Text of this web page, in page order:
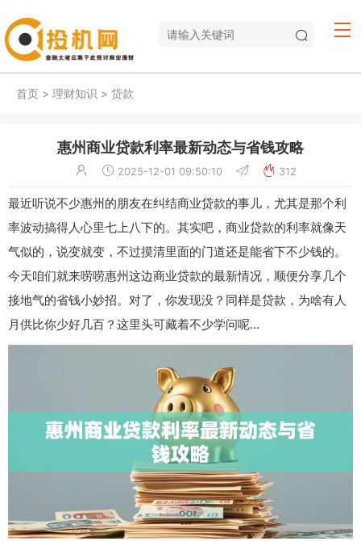
首页 > 理财知识 > 贷款
惠州商业贷款利率最新动态与省钱攻略
2025-12-01 09:50:10 312
最近听说不少惠州的朋友在纠结商业贷款的事儿，尤其是那个利
率波动搞得人心里七上八下的。其实吧，商业贷款的利率就像天
气似的，说变就变，不过摸清里面的门道还是能省下不少钱的。
今天咱们就来唠唠惠州这边商业贷款的最新情况，顺便分享几个
接地气的省钱小妙招。对了，你发现没？同样是贷款，为啥有人
月供比你少好几百？这里头可藏着不少学问呢...